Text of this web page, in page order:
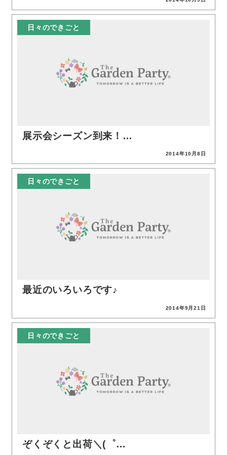
日々のできごと
展示会シーズン到来！…
2014年10月8日
日々のできごと
最近のいろいろです♪
2014年9月21日
日々のできごと
ぞくぞくと出荷＼(゜…